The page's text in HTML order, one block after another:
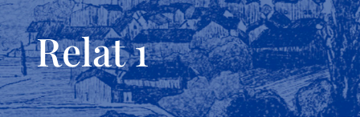
Relat 1